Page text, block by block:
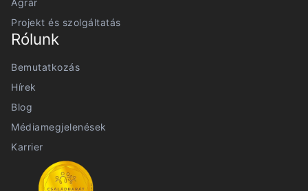
Projekt és szolgáltatás
Rólunk
Bemutatkozás
Hírek
Blog
Médiamegjelenések
Karrier